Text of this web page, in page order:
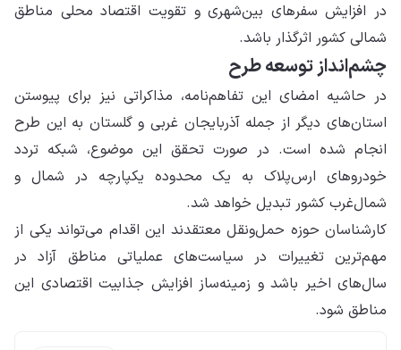
در افزایش سفرهای بین‌شهری و تقویت اقتصاد محلی مناطق
شمالی کشور اثرگذار باشد.
چشم‌انداز توسعه طرح
در حاشیه امضای این تفاهم‌نامه، مذاکراتی نیز برای پیوستن
استان‌های دیگر از جمله آذربایجان غربی و گلستان به این طرح
انجام شده است. در صورت تحقق این موضوع، شبکه تردد
خودروهای ارس‌پلاک به یک محدوده یکپارچه در شمال و
شمال‌غرب کشور تبدیل خواهد شد.
کارشناسان حوزه حمل‌ونقل معتقدند این اقدام می‌تواند یکی از
مهم‌ترین تغییرات در سیاست‌های عملیاتی مناطق آزاد در
سال‌های اخیر باشد و زمینه‌ساز افزایش جذابیت اقتصادی این
مناطق شود.